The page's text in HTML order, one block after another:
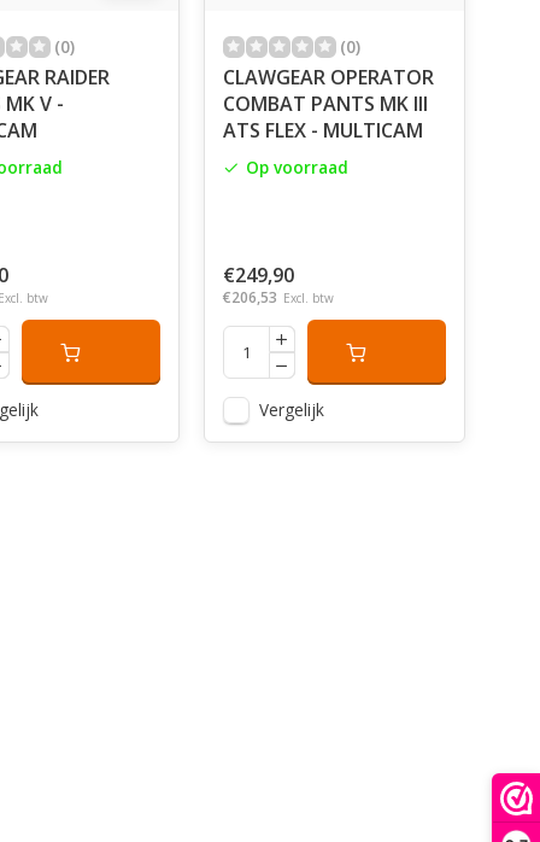
(0)
RAIDER
MK V -
Excl. btw
(0)
CLAWGEAR OPERATOR
COMBAT PANTS MK III
ATS FLEX - MULTICAM
Op voorraad
€249,90
€206,53 Excl. btw
Vergelijk